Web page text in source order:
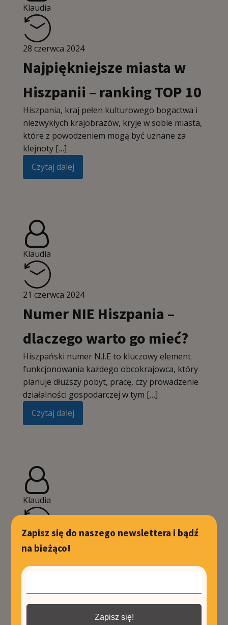
Klaudia
28 czerwca 2024
Najpiękniejsze miasta w
Hiszpanii – ranking TOP 10
Hiszpania, kraj pełen kulturowego bogactwa i
niezwykłych krajobrazów, kryje w sobie miasta,
które z powodzeniem mogą być uznane za
klejnoty […]
Czytaj dalej
Klaudia
21 czerwca 2024
Numer NIE Hiszpania –
dlaczego warto go mieć?
Hiszpański numer N.I.E to kluczowy element
funkcjonowania każdego obcokrajowca, który
planuje dłuższy pobyt, pracę, czy prowadzenie
działalności gospodarczej w tym […]
Czytaj dalej
Klaudia
7 czerwca 2024
Alicante – co zobaczyć?
miejsca!
Zapisz się do naszego newslettera i bądź
na bieżąco!
Zapisz się!